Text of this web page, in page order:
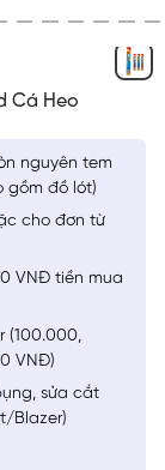
Cá Heo
nguyên tem
gồm đồ lót)
cho đơn từ
VNĐ tiền mua
(100.000,
VNĐ)
sửa cắt
Blazer)